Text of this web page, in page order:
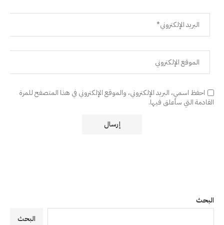
احفظ اسمي، البريد الإلكتروني، والموقع الإلكتروني في هذا المتصفح للمرة
القادمة التي سأعلق فيها.
البحث
البحث